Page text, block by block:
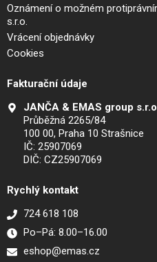
Oznámení o možném
s.r.o.
Vrácení objednávky
Cookies
Fakturační údaje
JANČA & EMAS group
Průběžná 2265/84
100 00, Praha 10 Strašnice
IČ: 25907069
DIČ: CZ25907069
Rychlý kontakt
724 618 108
Po–Pá: 8.00–16.00
eshop@emas.cz